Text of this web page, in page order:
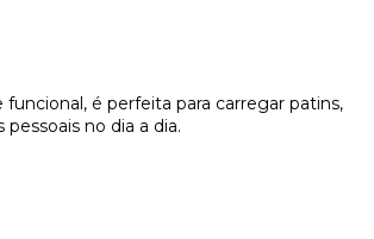
funcional, é perfeita para carregar patins,
pessoais no dia a dia.